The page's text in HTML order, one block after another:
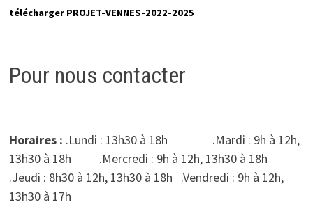
télécharger PROJET-VENNES-2022-2025
Pour nous contacter
Horaires : .Lundi : 13h30 à 18h .Mardi : 9h à 12h,
13h30 à 18h .Mercredi : 9h à 12h, 13h30 à 18h
.Jeudi : 8h30 à 12h, 13h30 à 18h .Vendredi : 9h à 12h,
13h30 à 17h